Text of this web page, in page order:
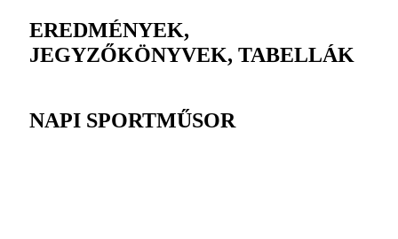
EREDMÉNYEK,
JEGYZŐKÖNYVEK, TABELLÁK
NAPI SPORTMŰSOR